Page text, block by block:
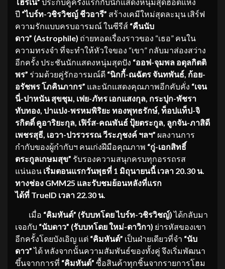
ปี “ไบร์ท-วชิรวิชญ์ ชีวอารี” สร้างเคมีใหม่สุดละมุน เสิร์ฟ
ความรักแบบครบอารมณ์ ในซีรีส์ “คืนนับ
ดาว” (Astrophile) ถ่ายทอดเรื่องราวของ “เธอ” คนใน
ความทรงจำ ที่จะทำให้หัวใจของ “เขา” กลับมาส่องสว่าง
อีกครั้ง ประชันนักแสดงหนุ่มสุดปัง “ออฟ-จุมพล อดุลกิตติ
พร” ร่วมด้วยคู่รักอารมณ์ดี “นิกกี้-ณฉัตร จันทพันธ์, ก้อย-
อรัชพร โภคินภากร” และนักแสดงคุณภาพอีกคับคั่ง “เจน
นี่-ปาหนัน สุขชุม, เฟย-ภัทร เอกแสงกุล, กระปุก-พัชรา
ทับทอง, ปาแปง-พรหมพิริยะ ทองพุทธรักษ์, ท็อปแท็ป-จิ
รกิตติ์ คูอาริยะกุล, เฟิร์ส-คณพันธ์ ปุ้ยตระกูล, ลูกจัน-ภาสิดี
เพชรสุธี, เอวา-ปวรวรรณ วีระภุชงค์ ฯลฯ” ผลงานการ
กำกับของผู้กำกับฯ คนเก่งฝีมือคุณภาพ “กู่-เอกสิทธิ์
ตระกูลเกษมสุข” รับรองความสนุกครบทุกอรรถรส
แน่นอน เริ่มตอนแรกวันพุธที่ 1 มิถุนายนนี้ เวลา 20.30 น.
ทางช่อง GMM25 และรับชมย้อนหลังที่แรก
ได้ที่ TrueID เวลา 22.30 น.
เมื่อ “คิมหันต์” (รับบทโดย ไบร์ท-วชิรวิชญ์)ได้กลับมา
เจอกับ “นับดาว” (รับบทโดย ใหม่-ดาวิกา) ย่ารหัสของเขา
อีกครั้งโดยบังเอิญ แต่ “คิมหันต์” เป็นฝ่ายเดียวที่จำ “นับ
ดาว”ได้ หลังจากนั้นความสัมพันธ์ของทั้งคู่ จึงเริ่มพัฒนา
ขึ้นจากการที่ “คิมหันต์” ซื้อสินค้าทุกชิ้นจากรายการโฮม